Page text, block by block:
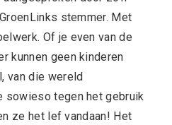
stemmer. Met
Of je even van de
kunnen geen kinderen
van die wereld
sowieso tegen het gebruik
ze het lef vandaan! Het